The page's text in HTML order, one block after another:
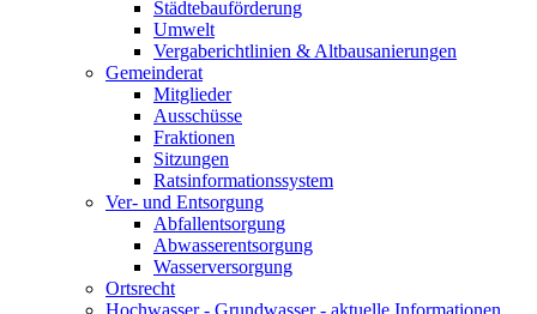
Städtebauförderung
Umwelt
Vergaberichtlinien & Altbausanierungen
Gemeinderat
Mitglieder
Ausschüsse
Fraktionen
Sitzungen
Ratsinformationssystem
Ver- und Entsorgung
Abfallentsorgung
Abwasserentsorgung
Wasserversorgung
Ortsrecht
Hochwasser - Grundwasser - aktuelle Informationen